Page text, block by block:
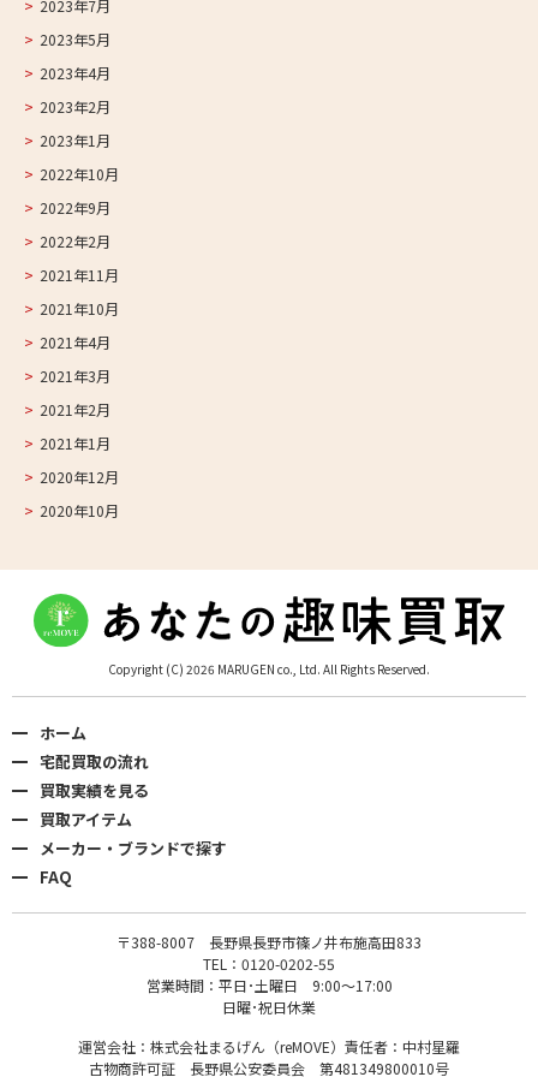
2023年7月
2023年5月
2023年4月
2023年2月
2023年1月
2022年10月
2022年9月
2022年2月
2021年11月
2021年10月
2021年4月
2021年3月
2021年2月
2021年1月
2020年12月
2020年10月
Copyright (C) 2026 MARUGEN co., Ltd. All Rights Reserved.
ホーム
宅配買取の流れ
買取実績を見る
買取アイテム
メーカー・ブランドで探す
FAQ
〒388-8007 長野県長野市篠ノ井布施高田833
TEL：0120-0202-55
営業時間：平日･土曜日 9:00〜17:00
日曜･祝日休業
運営会社：株式会社まるげん（reMOVE）責任者：中村星羅
古物商許可証 長野県公安委員会 第481349800010号